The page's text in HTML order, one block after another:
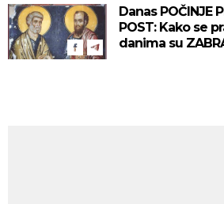
Danas POČINJE
POST: Kako se
danima su